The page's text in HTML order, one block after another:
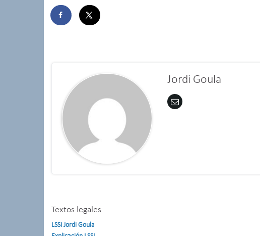
Jordi Goula
Textos legales
LSSI Jordi Goula